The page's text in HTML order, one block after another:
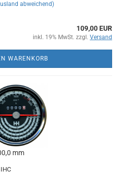
abweichend)
109,00 EUR
inkl. 19% MwSt. zzgl. Versand
WARENKORB
mm